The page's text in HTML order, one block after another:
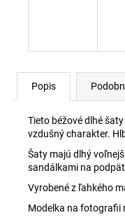
Popis
Tieto béžové dlhé
vzdušný charakter.
Šaty majú dlhý
sandálkami na
Vyrobené z ľahkého
Modelka na fotografii